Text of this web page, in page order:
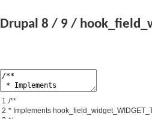
Drupal 8 / 9 /
1
2
/**
* Implements